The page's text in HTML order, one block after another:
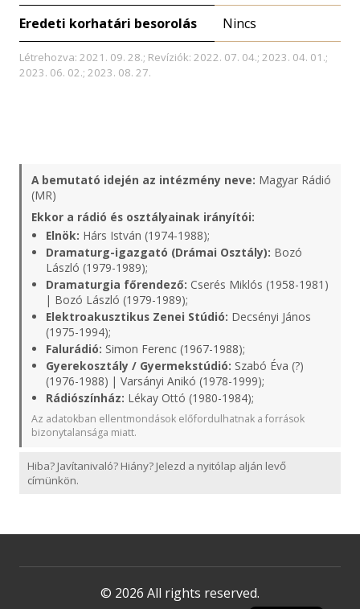
Eredeti korhatári besorolás Nincs
Létrehozva: 2021. 09. 28.; Revíziók: 2022. 07. 04.; 2023. 04. 01.;
2023. 06. 02.; 2023. 08. 27.
A bemutató idején az intézmény neve: Magyar Rádió
(MR)
Ekkor a rádió és osztályainak irányítói:
Elnök: Hárs István (1974-1988);
Dramaturg-igazgató (Drámai Osztály): Bozó
László (1979-1989);
Dramaturgia főrendező: Cserés Miklós (1958-1981)
| Bozó László (1979-1989);
Elektroakusztikus Zenei Stúdió: Decsényi János
(1975-1994);
Falurádió: Simon Ferenc (1967-1988);
Gyerekosztály / Gyermekstúdió: Szabó Éva (?)
(1976-1988) | Varsányi Anikó (1978-1999);
Rádiószínház: Lékay Ottó (1980-1984);
Az adatokban ellentmondások előfordulhatnak a források
bizonytalansága miatt.
Hiba? Javítanivaló? Hiány? Jelezd a nyitólap alján levő
címünkön.
© 2026 All rights reserved.